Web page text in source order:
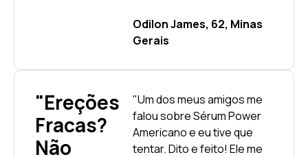
Odilon James, 62, Minas
Gerais
"Ereções
Fracas?
Não
"Um dos meus amigos me
falou sobre Sérum Power
Americano e eu tive que
tentar. Dito e feito! Ele me